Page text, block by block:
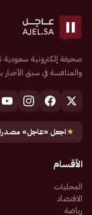
والمنافسة في سبق
★اجعل «عاجل»
الأقسام
المحليات
الاقتصاد
رياضة